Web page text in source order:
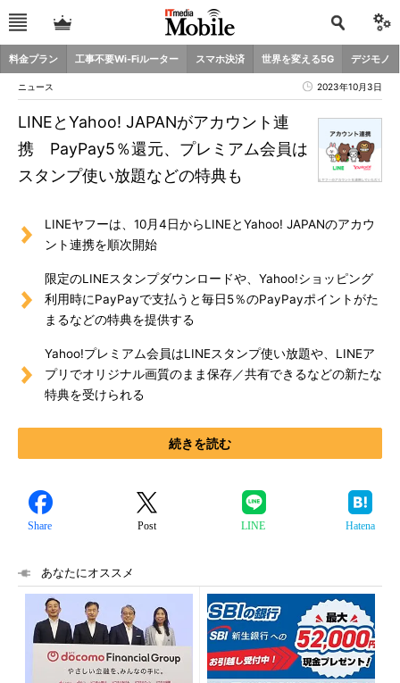
料金プラン 工事不要Wi-Fiルーター スマホ決済 世界を変える5G デジモノ
ニュース 2023年10月3日
LINEとYahoo! JAPANがアカウント連
携 PayPay5％還元、プレミアム会員は
スタンプ使い放題などの特典も
LINEヤフーは、10月4日からLINEとYahoo! JAPANのアカウ
ント連携を順次開始
限定のLINEスタンプダウンロードや、Yahoo!ショッピング
利用時にPayPayで支払うと毎日5％のPayPayポイントがた
まるなどの特典を提供する
Yahoo!プレミアム会員はLINEスタンプ使い放題や、LINEア
プリでオリジナル画質のまま保存／共有できるなどの新たな
特典を受けられる
続きを読む
Share Post LINE Hatena
あなたにオススメ